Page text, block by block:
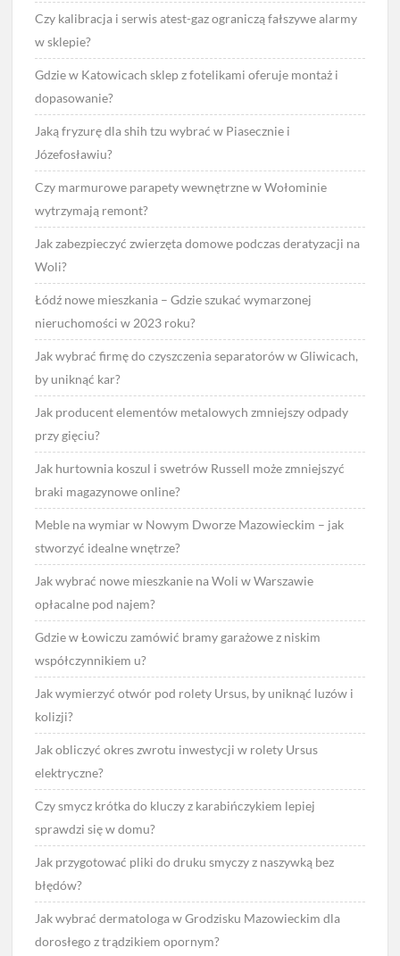
Czy kalibracja i serwis atest-gaz ograniczą fałszywe alarmy
w sklepie?
Gdzie w Katowicach sklep z fotelikami oferuje montaż i
dopasowanie?
Jaką fryzurę dla shih tzu wybrać w Piasecznie i
Józefosławiu?
Czy marmurowe parapety wewnętrzne w Wołominie
wytrzymają remont?
Jak zabezpieczyć zwierzęta domowe podczas deratyzacji na
Woli?
Łódź nowe mieszkania – Gdzie szukać wymarzonej
nieruchomości w 2023 roku?
Jak wybrać firmę do czyszczenia separatorów w Gliwicach,
by uniknąć kar?
Jak producent elementów metalowych zmniejszy odpady
przy gięciu?
Jak hurtownia koszul i swetrów Russell może zmniejszyć
braki magazynowe online?
Meble na wymiar w Nowym Dworze Mazowieckim – jak
stworzyć idealne wnętrze?
Jak wybrać nowe mieszkanie na Woli w Warszawie
opłacalne pod najem?
Gdzie w Łowiczu zamówić bramy garażowe z niskim
współczynnikiem u?
Jak wymierzyć otwór pod rolety Ursus, by uniknąć luzów i
kolizji?
Jak obliczyć okres zwrotu inwestycji w rolety Ursus
elektryczne?
Czy smycz krótka do kluczy z karabińczykiem lepiej
sprawdzi się w domu?
Jak przygotować pliki do druku smyczy z naszywką bez
błędów?
Jak wybrać dermatologa w Grodzisku Mazowieckim dla
dorosłego z trądzikiem opornym?